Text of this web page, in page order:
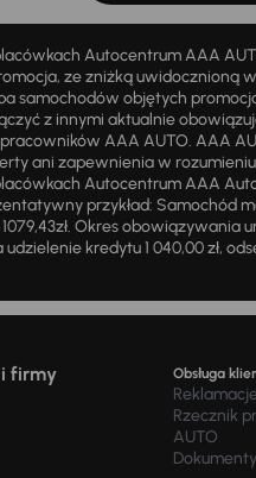
Autocentrum AAA
ze zniżką uwidocznioną
samochodów objętych
z innymi aktualnie
AAA AUTO. AAA
ani zapewnienia w
Autocentrum AAA
przykład: Samochód
Okres
kredytu 1 040,00 zł,
firmy
Obsługa
Rzecznik
AUTO